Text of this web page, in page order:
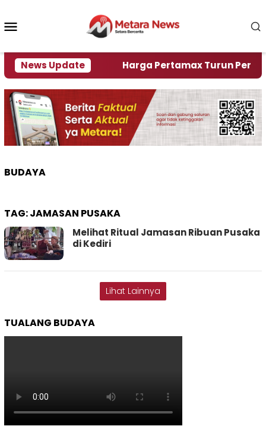
konten
News Update
Krisi Air Harga Pertamax Turun Per Hari Ini,
BUDAYA
TAG:JAMASAN PUSAKA
Melihat Ritual Jamasan Ribuan Pusaka
di Kediri
Lihat Lainnya
TUALANG BUDAYA